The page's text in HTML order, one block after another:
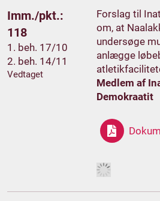
Imm./pkt.:
118
1. beh. 17/10
2. beh. 14/11
Vedtaget
Forslag til
om, at
undersøge
anlægge
Medlem af
Demokraatit